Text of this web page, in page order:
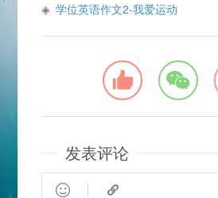
学位英语作文2-我爱运动
发表评论
 